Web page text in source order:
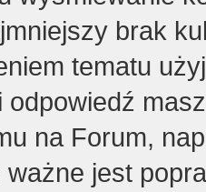
brak
tematu
odpowiedź
na Forum,
jest